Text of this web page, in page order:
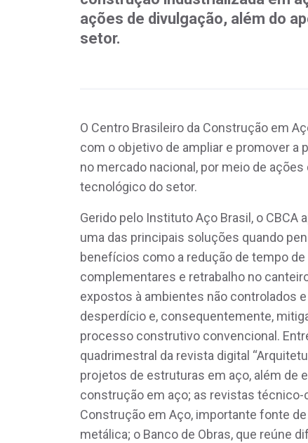
ações de divulgação, além do
setor.
O Centro Brasileiro da Construção em
com o objetivo de ampliar e promover a
no mercado nacional, por meio de
tecnológico do setor.
Gerido pelo Instituto Aço Brasil, o
uma das principais soluções quando
benefícios como a redução de tempo
complementares e retrabalho no
expostos à ambientes não controlados
desperdício e, consequentemente,
processo construtivo convencional.
quadrimestral da revista digital
projetos de estruturas em aço, além de
construção em aço; as revistas
Construção em Aço, importante fonte
metálica; o Banco de Obras, que reúne